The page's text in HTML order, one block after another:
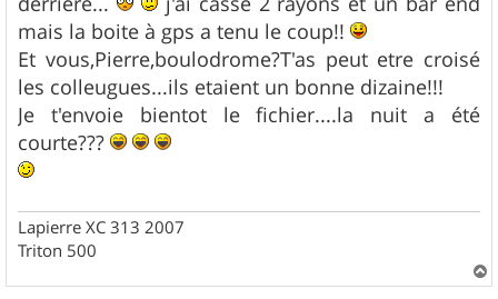
mais la boite à gps a tenu le coup!!
Et vous,Pierre,boulodrome?T'as peut etre croisé
les colleugues...ils etaient un bonne dizaine!!!
Je t'envoie bientot le fichier....la nuit a été
courte???
Lapierre XC 313 2007
Triton 500
a